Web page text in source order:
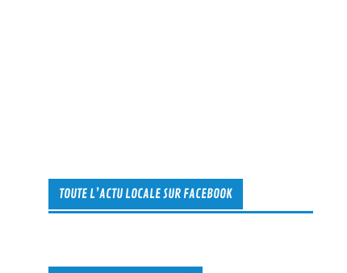
TOUTE L’ACTU LOCALE SUR FACEBOOK